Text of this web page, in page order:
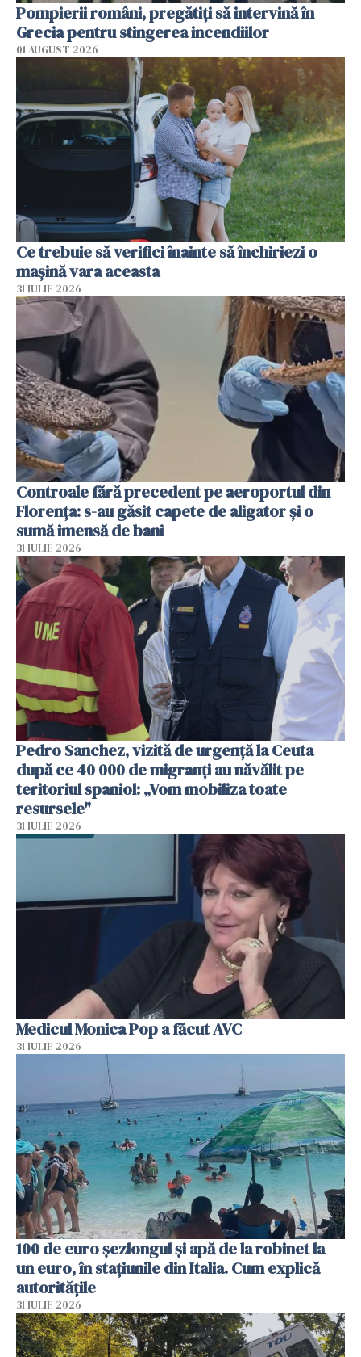
Pompierii români, pregătiţi să intervină în
Grecia pentru stingerea incendiilor
01 AUGUST 2026
Ce trebuie să verifici înainte să închiriezi o
mașină vara aceasta
31 IULIE 2026
Controale fără precedent pe aeroportul din
Florența: s-au găsit capete de aligator și o
sumă imensă de bani
31 IULIE 2026
Pedro Sanchez, vizită de urgență la Ceuta
după ce 40 000 de migranți au năvălit pe
teritoriul spaniol: „Vom mobiliza toate
resursele"
31 IULIE 2026
Medicul Monica Pop a făcut AVC
31 IULIE 2026
100 de euro șezlongul și apă de la robinet la
un euro, în stațiunile din Italia. Cum explică
autoritățile
31 IULIE 2026